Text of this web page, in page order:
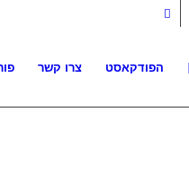
צרו קשר הפודקאסט